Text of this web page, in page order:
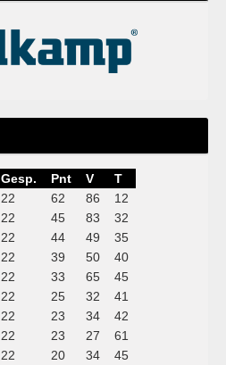
Gesp. Pnt V
T
22 62 86
12
22 45 83
32
22 44 49
35
22 39 50
40
22 33 65
45
22 25 32
41
22 23 34
42
22 23 27
61
22 20 34
45